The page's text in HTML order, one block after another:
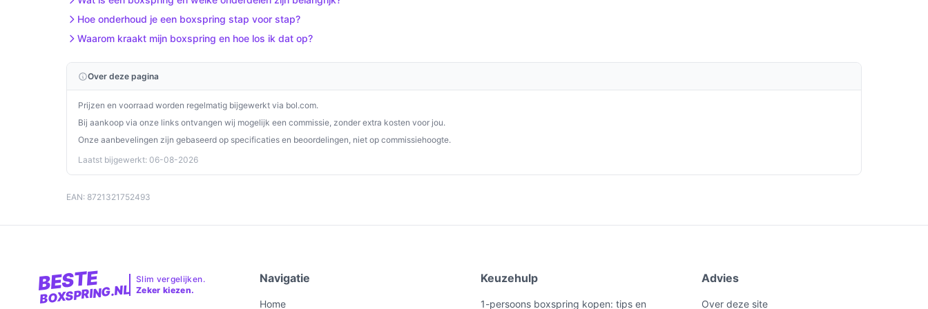
Ontdek alle specificaties en vergelijk prijzen op beste-boxspring.nl. Kies bewust wat perfect
past bij jouw behoeften!
Hoe onderhoud je een boxspring stap voor stap?
Waarom kraakt mijn boxspring en hoe los ik dat op?
Over deze pagina
Prijzen en voorraad worden regelmatig bijgewerkt via bol.com.
Bij aankoop via onze links ontvangen wij mogelijk een commissie, zonder extra kosten voor jou.
Onze aanbevelingen zijn gebaseerd op specificaties en beoordelingen, niet op commissiehoogte.
Laatst bijgewerkt: 06-08-2026
EAN: 8721321752493
BESTE
BOXSPRING.NL
Slim vergelijken.
Zeker kiezen.
Navigatie
Home
Keuzehulp
1-persoons boxspring kopen: tips en
Advies
Over deze site